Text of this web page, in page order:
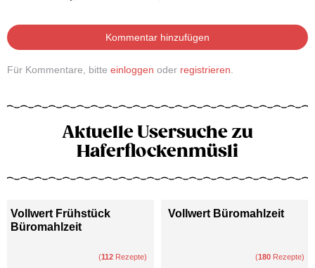
Kommentar hinzufügen
Für Kommentare, bitte einloggen oder registrieren.
Aktuelle Usersuche zu
Haferflockenmüsli
Vollwert Frühstück
Büromahlzeit
(112 Rezepte)
Vollwert Büromahlzeit
(180 Rezepte)